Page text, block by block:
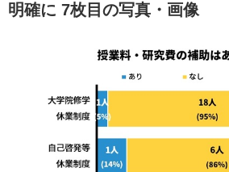
明確に 7枚目の写真・画像